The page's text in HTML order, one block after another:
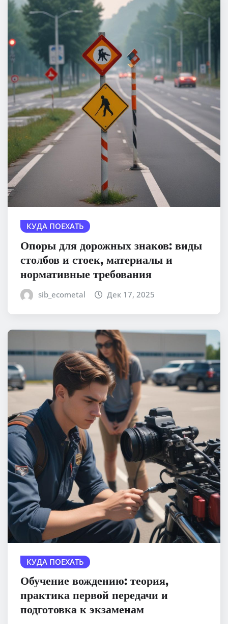
КУДА ПОЕХАТЬ
Опоры для дорожных знаков: виды
столбов и стоек, материалы и
нормативные требования
sib_ecometal Дек 17, 2025
КУДА ПОЕХАТЬ
Обучение вождению: теория,
практика первой передачи и
подготовка к экзаменам